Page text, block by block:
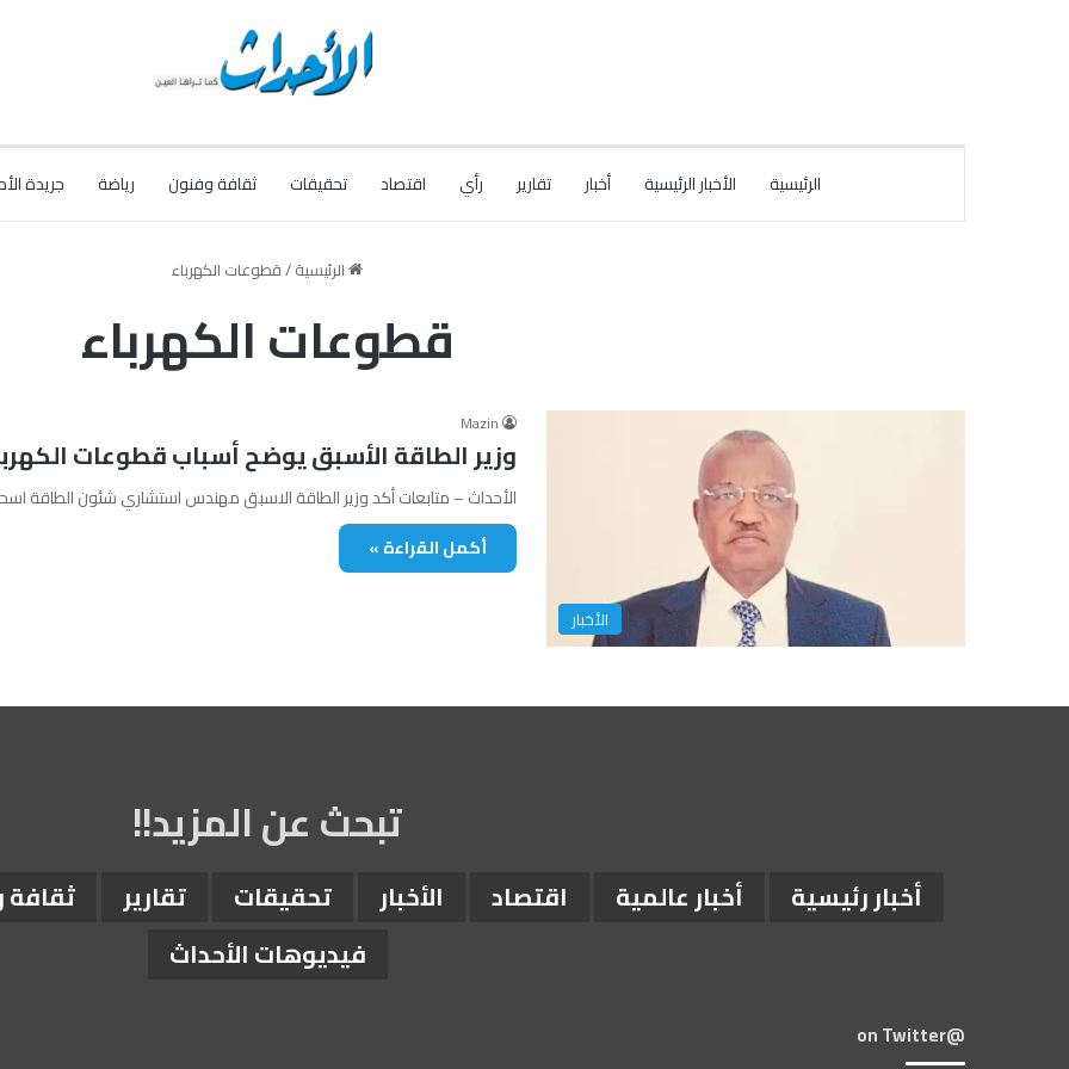
الرئيسية الأخبار الرئيسية أخبار تقارير رأي اقتصاد تحقيقات ثقافة وفنون رياضة جريدة
الرئيسية/قطوعات الكهرباء
قطوعات الكهرباء
الأخبار
Mazin
وزير الطاقة الأسبق يوضح أسباب قطوعات
الأحداث – متابعات ‏أكد وزير الطاقة الاسبق مهندس استشاري شئون الطاقة
أكمل القراءة »
تبحث عن المزيد!!
أخبار رئيسية أخبار عالمية اقتصاد الأخبار تحقيقات تقارير
فيديوهات الأحداث
@on Twitter